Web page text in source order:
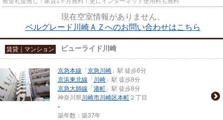
現在空室情報がありません。
ベルグレード川崎ＡＺへのお問い合わせはこちら
賃貸｜マンション ビューライド川崎
京急本線 「 京急川崎 」駅 徒歩6分
京浜東北線 「 川崎 」駅 徒歩8分
京急大師線 「 港町 」駅 徒歩8分
神奈川県川崎市川崎区本町 ２丁目
-
築年数：築37年